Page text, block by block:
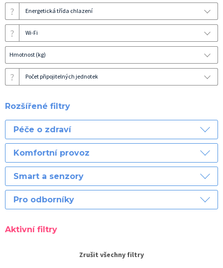
? Energetická třída chlazení
? Wi-Fi
Hmotnost (kg)
? Počet připojitelných jednotek
Rozšířené filtry
Péče o zdraví
Komfortní provoz
Smart a senzory
Pro odborníky
Aktivní filtry
Zrušit všechny filtry